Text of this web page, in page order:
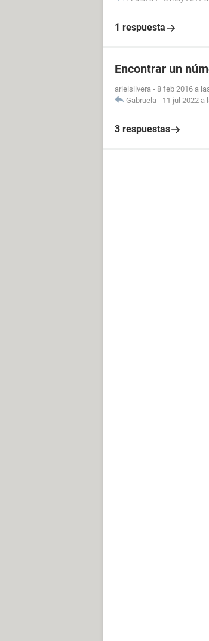
1 respuesta
Encontrar un
arielsilvera - 8 feb 2016 a
Gabruela - 11 jul 2022 a
3 respuestas